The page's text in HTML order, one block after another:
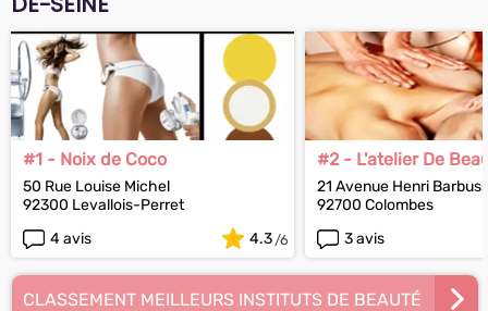
#1 - Noix de Coco
50 Rue Louise Michel
92300 Levallois-Perret
4 avis
4.3
#2 - L'atelier De
21 Avenue Henri
92700 Colombes
3 avis
CLASSEMENT MEILLEURS INSTITUTS DE BEAUTÉ